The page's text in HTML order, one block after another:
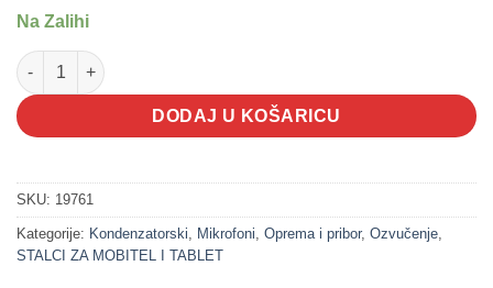
Na Zalihi
STALAK ZA MOBITEL K&M 19761 količina
DODAJ U KOŠARICU
SKU: 19761
Kategorije: Kondenzatorski Mikrofoni Oprema i pribor, Ozvučenje
STALCI ZA MOBITEL I TABLET